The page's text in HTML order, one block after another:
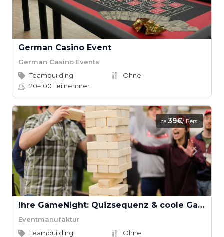
German Casino Event
German Casino Events
Teambuilding
Ohne
20–100Teilnehmer
ca.39€/ Pers.
Ihre GameNight: Quizsequenz & coole Games
Eventmanufaktur
Teambuilding
Ohne